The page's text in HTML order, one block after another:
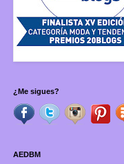
¿Me sigues?
AEDBM